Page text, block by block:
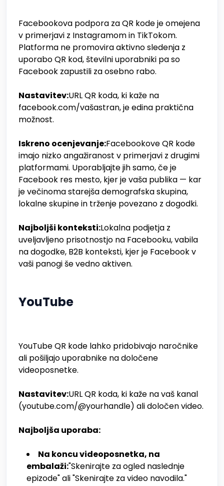
Facebookova podpora za QR kode je omejena
v primerjavi z Instagramom in TikTokom.
Platforma ne promovira aktivno sledenja z
uporabo QR kod, številni uporabniki pa so
Facebook zapustili za osebno rabo.
Nastavitev:URL QR koda, ki kaže na
facebook.com/vašastran, je edina praktična
možnost.
Iskreno ocenjevanje:Facebookove QR kode
imajo nizko angažiranost v primerjavi z drugimi
platformami. Uporabljajte jih samo, če je
Facebook res mesto, kjer je vaša publika — kar
je večinoma starejša demografska skupina,
lokalne skupine in trženje povezano z dogodki.
Najboljši konteksti:Lokalna podjetja z
uveljavljeno prisotnostjo na Facebooku, vabila
na dogodke, B2B konteksti, kjer je Facebook v
vaši panogi še vedno aktiven.
YouTube
YouTube QR kode lahko pridobivajo naročnike
ali pošiljajo uporabnike na določene
videoposnetke.
Nastavitev:URL QR koda, ki kaže na vaš kanal
(youtube.com/@yourhandle) ali določen video.
Najboljša uporaba:
Na koncu videoposnetka, na
embalaži:"Skenirajte za ogled naslednje
epizode" ali "Skenirajte za video navodila."